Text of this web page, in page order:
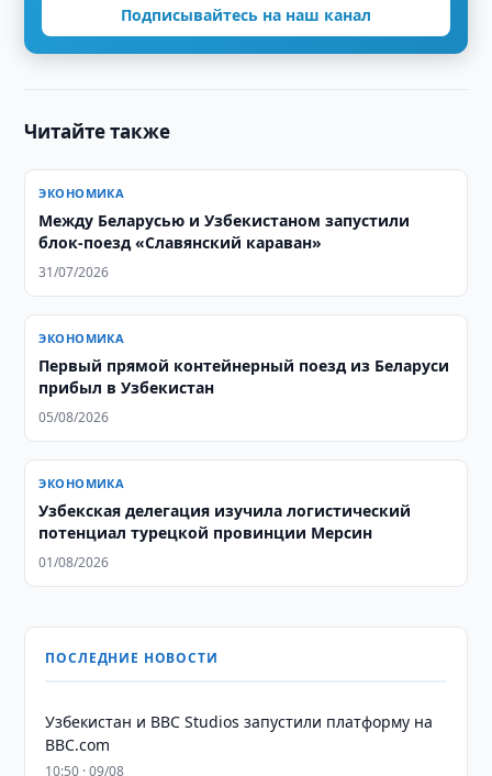
Подписывайтесь на наш канал
Читайте также
ЭКОНОМИКА
Между Беларусью и Узбекистаном запустили
блок-поезд «Славянский караван»
31/07/2026
ЭКОНОМИКА
Первый прямой контейнерный поезд из Беларуси
прибыл в Узбекистан
05/08/2026
ЭКОНОМИКА
Узбекская делегация изучила логистический
потенциал турецкой провинции Мерсин
01/08/2026
ПОСЛЕДНИЕ НОВОСТИ
Узбекистан и BBC Studios запустили платформу на
BBC.com
10:50 · 09/08